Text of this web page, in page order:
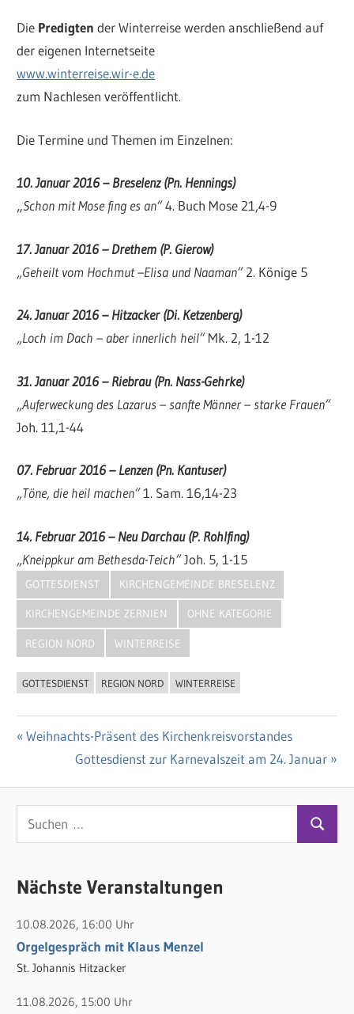
Die Predigten der Winterreise werden anschließend auf
der eigenen Internetseite
www.winterreise.wir-e.de
zum Nachlesen veröffentlicht.
Die Termine und Themen im Einzelnen:
10. Januar 2016 – Breselenz (Pn. Hennings)
„Schon mit Mose fing es an“4. Buch Mose 21,4-9
17. Januar 2016 – Drethem (P. Gierow)
„Geheilt vom Hochmut –Elisa und Naaman“2. Könige 5
24. Januar 2016 – Hitzacker (Di. Ketzenberg)
„Loch im Dach – aber innerlich heil“Mk. 2, 1-12
31. Januar 2016 – Riebrau (Pn. Nass-Gehrke)
„Auferweckung des Lazarus – sanfte Männer – starke Frauen“
Joh. 11,1-44
07. Februar 2016 – Lenzen (Pn. Kantuser)
„Töne, die heil machen“1. Sam. 16,14-23
14. Februar 2016 – Neu Darchau (P. Rohlfing)
„Kneippkur am Bethesda-Teich“Joh. 5, 1-15
GOTTESDIENST KIRCHENGEMEINDE BRESELENZ
KIRCHENGEMEINDE ZERNIEN OHNE KATEGORIE
REGION NORD WINTERREISE
GOTTESDIENST REGION NORD WINTERREISE
Beitragsnavigation
Vorheriger
Weihnachts-Präsent des Kirchenkreisvorstandes
Nächster
Gottesdienst zur Karnevalszeit am 24. Januar
u
h
n
n
a
c
Nächste Veranstaltungen
10.08.2026, 16:00 Uhr
Orgelgespräch mit Klaus Menzel
St. Johannis Hitzacker
11.08.2026, 15:00 Uhr